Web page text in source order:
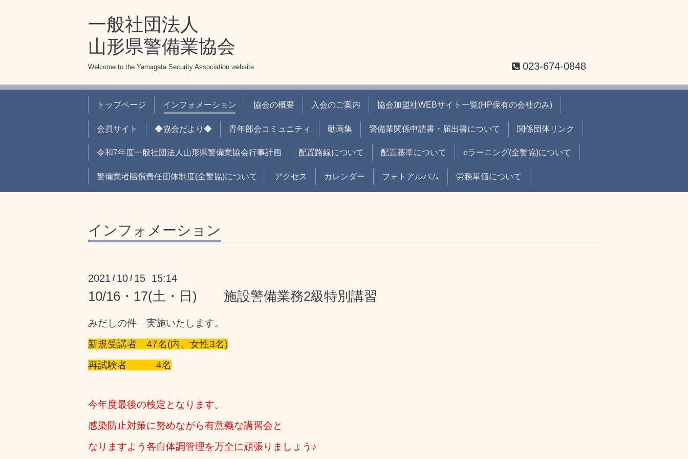
一般社団法人
山形県警備業協会
Welcome to the Yamagata Security Association website 023-674-0848
トップページ インフォメーション 協会の概要 入会のご案内 協会加盟社WEBサイト一覧(HP保有の会社のみ)
会員サイト ◆協会だより◆ 青年部会コミュニティ 動画集 警備業関係申請書・届出書について 関係団体リンク
令和7年度一般社団法人山形県警備業協会行事計画 配置路線について 配置基準について eラーニング(全警協)について
警備業者賠償責任団体制度(全警協)について アクセス カレンダー フォトアルバム 労務単価について
インフォメーション
2021 / 10 / 15 15:14
10/16・17(土・日) 施設警備業務2級特別講習
みだしの件 実施いたします。
新規受講者 47名(内、女性3名)
再試験者 4名
今年度最後の検定となります。
感染防止対策に努めながら有意義な講習会と
なりますよう各自体調管理を万全に頑張りましょう♪